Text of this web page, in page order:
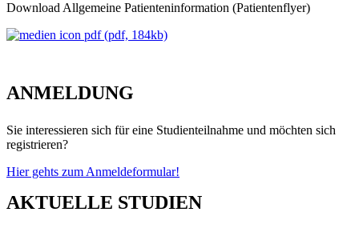
Download Allgemeine Patienteninformation (Patientenflyer)
(pdf, 184kb)
ANMELDUNG
Sie interessieren sich für eine Studienteilnahme und möchten sich
registrieren?
Hier gehts zum Anmeldeformular!
AKTUELLE STUDIEN